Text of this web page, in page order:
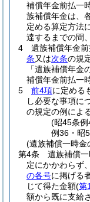
補償年金前払一
族補償年金は、
定める算定方法
達するまでの間
4
遺族補償年金
条又は次条の規
「遺族補償年
補償年金前払一
5
前4項に定める
し必要な事項に
の規定の例による
(昭45条
例36・昭
(遺族補償一時金
第4条
遺族補償一
定にかかわらず
の各号に掲げる
じて得た金額(第
額から既に支給